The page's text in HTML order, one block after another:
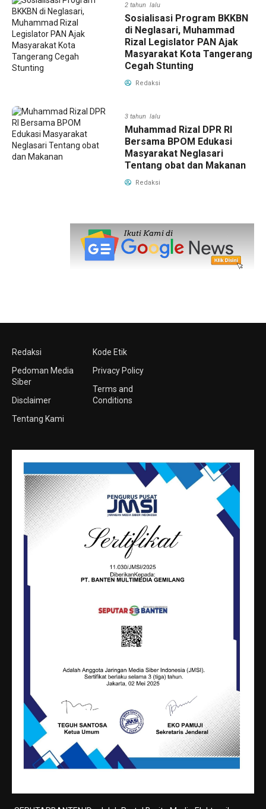
2 tahun lalu
Sosialisasi Program BKKBN
di Neglasari, Muhammad
Rizal Legislator PAN Ajak
Masyarakat Kota Tangerang
Cegah Stunting
Redaksi
3 tahun lalu
Muhammad Rizal DPR RI
Bersama BPOM Edukasi
Masyarakat Neglasari
Tentang obat dan Makanan
Redaksi
Redaksi
Pedoman Media
Siber
Disclaimer
Tentang Kami
Kode Etik
Privacy Policy
Terms and
Conditions